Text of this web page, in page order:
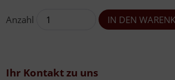
Anzahl
Ihr Kontakt zu uns